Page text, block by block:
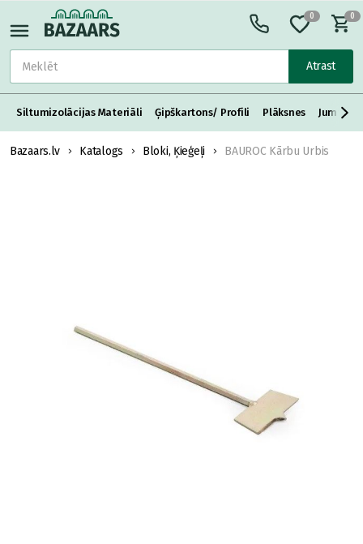
Atrast
0 0
Siltumizolācijas Materiāli Ģipškartons/ Profili Plāksnes Jumta
Bazaars.lv Katalogs Bloki, Ķieģeļi BAUROC Kārbu Urbis